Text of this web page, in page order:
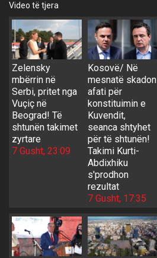
Video të tjera
Zelensky
mbërrin në
Serbi, pritet nga
Vuçiç në
Beograd! Të
shtunën takimet
zyrtare
7 Gusht, 23:09
Kosovë/ Në
mesnatë skadon
afati për
konstituimin e
Kuvendit,
seanca shtyhet
për të shtunën!
Takimi Kurti-
Abdixhiku
s'prodhon
rezultat
7 Gusht, 17:35